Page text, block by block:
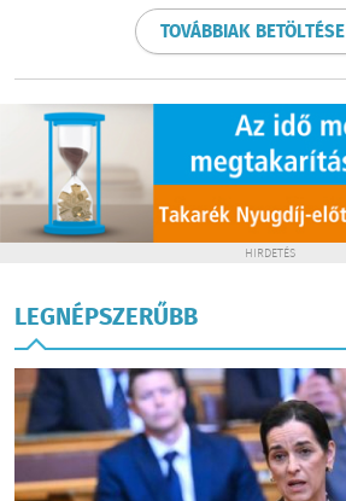
TOVÁBBIAK BETÖLTÉSE
HIRDETÉS
LEGNÉPSZERŰBB